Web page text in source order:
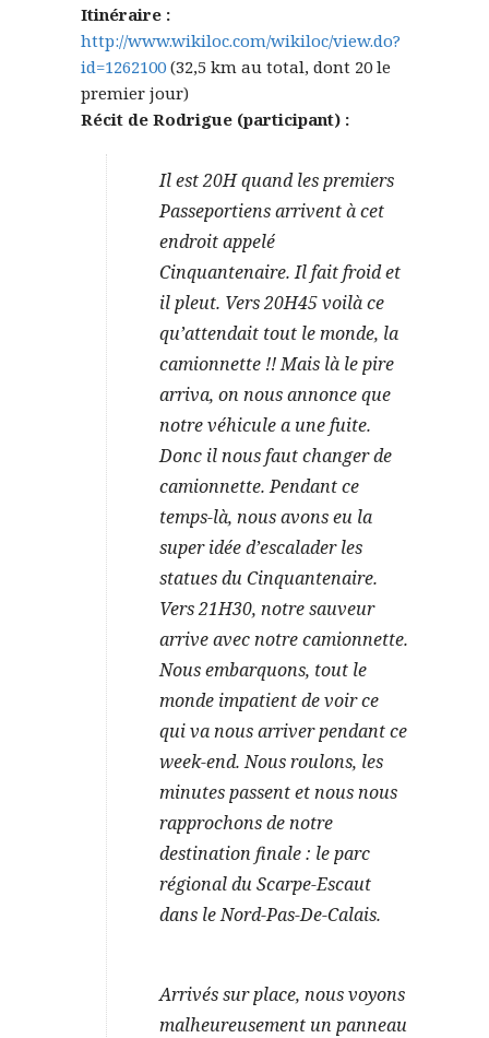
Itinéraire :
http://www.wikiloc.com/wikiloc/view.do?
id=1262100 (32,5 km au total, dont 20 le
premier jour)
Récit de Rodrigue (participant) :
Il est 20H quand les premiers
Passeportiens arrivent à cet
endroit appelé
Cinquantenaire. Il fait froid et
il pleut. Vers 20H45 voilà ce
qu’attendait tout le monde, la
camionnette !! Mais là le pire
arriva, on nous annonce que
notre véhicule a une fuite.
Donc il nous faut changer de
camionnette. Pendant ce
temps-là, nous avons eu la
super idée d’escalader les
statues du Cinquantenaire.
Vers 21H30, notre sauveur
arrive avec notre camionnette.
Nous embarquons, tout le
monde impatient de voir ce
qui va nous arriver pendant ce
week-end. Nous roulons, les
minutes passent et nous nous
rapprochons de notre
destination finale : le parc
régional du Scarpe-Escaut
dans le Nord-Pas-De-Calais.
Arrivés sur place, nous voyons
malheureusement un panneau